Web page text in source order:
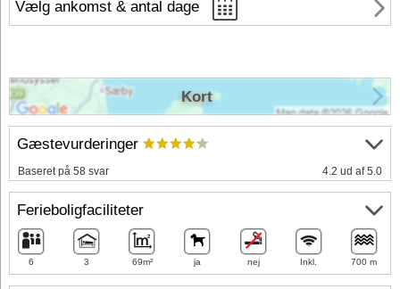
Vælg ankomst & antal dage
Gæstevurderinger
Baseret på 58 svar 4.2 ud af 5.0
Ferieboligfaciliteter
6 3 69m² ja nej Inkl. 700 m
Kort